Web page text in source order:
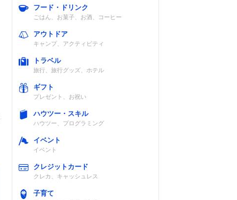
フード・ドリンク
ごはん、お菓子、お酒、コーヒー
アウトドア
キャンプ、アクティビティ
トラベル
旅行、旅行グッズ、ホテル
ギフト
プレゼント、お祝い
ハウツー・スキル
ハウツー、プログラミング
イベント
イベント
クレジットカード
クレカ、キャッシュレス
子育て